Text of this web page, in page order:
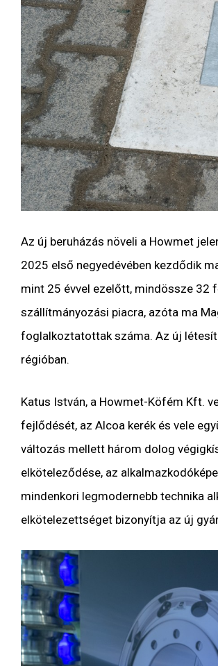
Az új beruházás növeli a Howmet
2025 első negyedévében kezdődik
mint 25 évvel ezelőtt, mindössze 32
szállítmányozási piacra, azóta ma
foglalkoztatottak száma. Az új
régióban.
Katus István, a Howmet-Köfém Kft.
fejlődését, az Alcoa kerék és vele
változás mellett három dolog
elköteleződése, az
mindenkori legmodernebb technika
elkötelezettséget bizonyítja az új